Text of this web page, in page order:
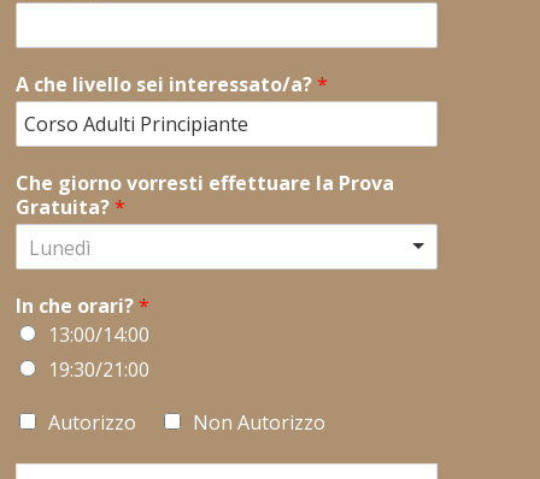
A che livello sei interessato/a?*
Che giorno vorresti effettuare la Prova
Gratuita?*
Lunedì
In che orari?*
13:00/14:00
19:30/21:00
Autorizzo
Non Autorizzo